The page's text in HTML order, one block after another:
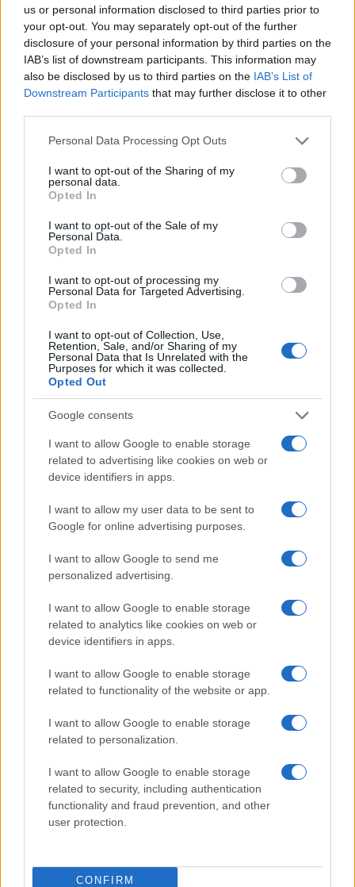
us or personal information disclosed to third parties prior to
your opt-out. You may separately opt-out of the further
disclosure of your personal information by third parties on the
IAB’s list of downstream participants. This information may
also be disclosed by us to third parties on the IAB’s List of
Downstream Participants that may further disclose it to other
Please note that this website/app uses one or more Google
not limited to your visit or usage behaviour. You may click to
grant or deny consent to Google and its third-party tags to
use your data for below specified purposes in below Google
consent section.
Personal Data Processing Opt Outs
I want to opt-out of the Sharing of my
personal data.
Opted In
I want to opt-out of the Sale of my
Personal Data.
Opted In
I want to opt-out of processing my
Personal Data for Targeted Advertising.
Opted In
I want to opt-out of Collection, Use,
Retention, Sale, and/or Sharing of my
Personal Data that Is Unrelated with the
Purposes for which it was collected.
Opted Out
Google consents
I want to allow Google to enable storage
related to advertising like cookies on web or
device identifiers in apps.
I want to allow my user data to be sent to
Google for online advertising purposes.
I want to allow Google to send me
personalized advertising.
I want to allow Google to enable storage
related to analytics like cookies on web or
device identifiers in apps.
I want to allow Google to enable storage
related to functionality of the website or app.
I want to allow Google to enable storage
related to personalization.
I want to allow Google to enable storage
related to security, including authentication
functionality and fraud prevention, and other
user protection.
CONFIRM
Országos hírek
Miért éri meg Afrikában utat építeni?
Minden, amit a GED Afrika projektről
tudni kell
Kihívások labirintusában
Országos hírek
Túlfogyasztás napja - július 30-ra
évre elegendő erőforrásait
HÍRLEVÉL
E-mail cím
szabályzatot!
Open Orfű: mozgás, zene, közösség
Augusztus első hétvégéjén (augusztus 1-2.) a Pécsi-tó partja
Brandnyúl mini disco
Ilyen még nem volt: most a gyerkőcök bulizhatnak a Káptalan
Helyi hírek
Beindult az őszibarackszezon, szeptemberig élvezhetjük